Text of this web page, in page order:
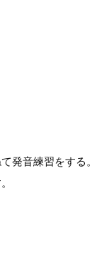
発音練習をする。